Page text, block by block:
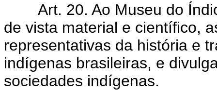
Art. 20. Ao Museu do Índio
de vista material e científico,
representativas da história e
indígenas brasileiras, e
sociedades indígenas.